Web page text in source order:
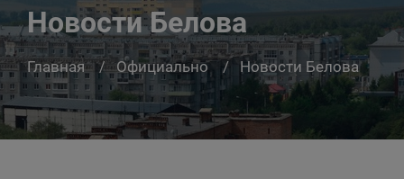
Новости Белова
Главная Официально Новости Белова